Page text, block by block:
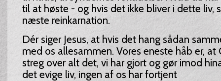
til at høste - og hvis det ikke bliver i dette liv,
næste reinkarnation.
Dér siger Jesus, at hvis det hang sådan
med os allesammen. Vores eneste håb er, at
streg over alt det, vi har gjort og gør imod
det evige liv, ingen af os har fortjent